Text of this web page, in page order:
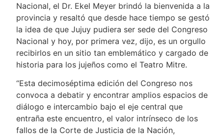
Nacional, el Dr. Ekel Meyer brindó la bienvenida a la
provincia y resaltó que desde hace tiempo se gestó
la idea de que Jujuy pudiera ser sede del Congreso
Nacional y hoy, por primera vez, dijo, es un orgullo
recibirlos en un sitio tan emblemático y cargado de
historia para los jujeños como el Teatro Mitre.
“Esta decimoséptima edición del Congreso nos
convoca a debatir y encontrar amplios espacios de
diálogo e intercambio bajo el eje central que
entraña este encuentro, el valor intrínseco de los
fallos de la Corte de Justicia de la Nación,